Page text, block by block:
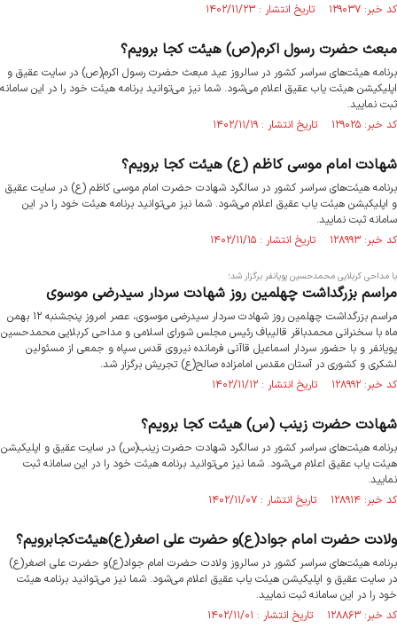
کد خبر: ۱۲۹۰۳۷ تاریخ انتشار : ۱۴۰۲/۱۱/۲۳
مبعث حضرت رسول اکرم(ص) هیئت کجا برویم؟
برنامه هیئت‌های سراسر کشور در سالروز عید مبعث حضرت رسول اکرم(ص) در سایت عقیق و
اپلیکیشن هیئت یاب عقیق اعلام می‌شود. شما نیز می‌توانید برنامه هیئت خود را در این سامانه
ثبت نمایید.
کد خبر: ۱۲۹۰۲۵ تاریخ انتشار : ۱۴۰۲/۱۱/۱۹
شهادت امام موسی کاظم (ع) هیئت کجا برویم؟
برنامه هیئت‌های سراسر کشور در سالگرد شهادت حضرت امام موسی کاظم (ع) در سایت عقیق
و اپلیکیشن هیئت یاب عقیق اعلام می‌شود. شما نیز می‌توانید برنامه هیئت خود را در این
سامانه ثبت نمایید.
کد خبر: ۱۲۸۹۹۳ تاریخ انتشار : ۱۴۰۲/۱۱/۱۵
با مداحی کربلایی محمدحسین پویانفر برگزار شد؛
مراسم بزرگداشت چهلمین روز شهادت سردار سیدرضی موسوی
مراسم بزرگداشت چهلمین روز شهادت سردار سیدرضی موسوی، عصر امروز پنجشنبه ۱۲ بهمن
ماه با سخنرانی محمدباقر قالیباف رئیس مجلس شورای اسلامی و مداحی کربلایی محمدحسین
پویانفر و با حضور سردار اسماعیل قاآنی فرمانده نیروی قدس سپاه و جمعی از مسئولین
لشکری و کشوری در آستان مقدس امامزاده صالح(ع) تجریش برگزار شد.
کد خبر: ۱۲۸۹۹۲ تاریخ انتشار : ۱۴۰۲/۱۱/۱۲
شهادت حضرت زینب (س) هیئت کجا برویم؟
برنامه هیئت‌های سراسر کشور در سالگرد شهادت حضرت زینب(س) در سایت عقیق و اپلیکیشن
هیئت یاب عقیق اعلام می‌شود. شما نیز می‌توانید برنامه هیئت خود را در این سامانه ثبت
نمایید.
کد خبر: ۱۲۸۹۱۴ تاریخ انتشار : ۱۴۰۲/۱۱/۰۷
ولادت حضرت امام جواد(ع)و حضرت علی اصغر(ع)‌هیئت‌کجا‌برویم؟
برنامه هیئت‌های سراسر کشور در سالروز ولادت حضرت امام جواد(ع)و حضرت علی اصغر(ع)
در سایت عقیق و اپلیکیشن هیئت یاب عقیق اعلام می‌شود. شما نیز می‌توانید برنامه هیئت
خود را در این سامانه ثبت نمایید.
کد خبر: ۱۲۸۸۶۳ تاریخ انتشار : ۱۴۰۲/۱۱/۰۱